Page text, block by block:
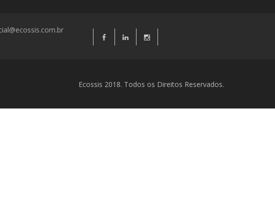
Ecossis 2018. Todos os Direitos Reservados.